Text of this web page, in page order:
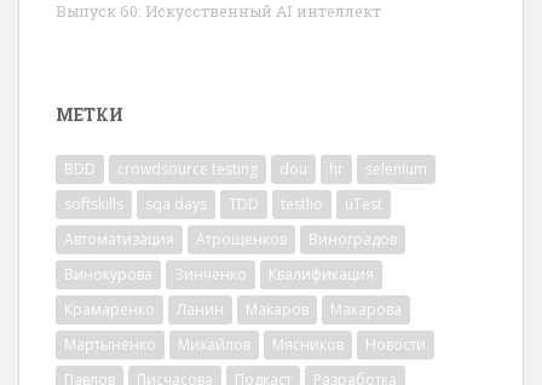
Выпуск 60: Искусственный AI интеллект
МЕТКИ
BDD crowdsource testing dou hr
selenium
softskills
sqa days TDD testlio
uTest
Автоматизация
Атрощенков
Виноградов
Винокурова
Зинченко
Квалификация
Крамаренко
Ланин Макаров
Макарова
Мартыненко
Михайлов Мясников
Новости
Павлов
Писчасова Подкаст Разработка